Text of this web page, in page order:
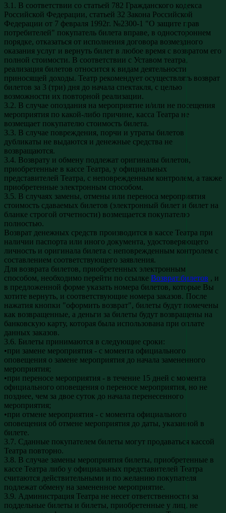
3.1. В соответствии со статьей 782 Гражданского кодекса
Российской Федерации, статьей 32 Закона Российской
Федерации от 7 февраля 1992г. №2300-1 "О защите прав
потребителей" покупатель билета вправе, в одностороннем
порядке, отказаться от исполнения договора возмездного
оказания услуг и вернуть билет в любое время с возвратом его
полной стоимости. В соответствии с Уставом театра,
реализация билетов относится к видам деятельности
приносящей доходы. Театр рекомендует осуществлять возврат
билетов за 3 (три) дня до начала спектакля, с целью
возможности их повторной реализации.
3.2. В случае опоздания на мероприятие и/или не посещения
мероприятия по какой-либо причине, касса Театра не
возмещает покупателю стоимость билета.
3.3. В случае повреждения, порчи и утраты билетов
дубликаты не выдаются и денежные средства не
возвращаются.
3.4. Возврату и обмену подлежат оригиналы билетов,
приобретенные в кассе Театра, у официальных
представителей Театра, с неповрежденным контролем, а также
приобретенные электронным способом.
3.5. В случаях замены, отмены или переноса мероприятия
стоимость сдаваемых билетов (электронный билет и билет на
бланке строгой отчетности) возмещается покупателю
полностью.
Возврат денежных средств производится в кассе Театра при
наличии паспорта или иного документа, удостоверяющего
личность и оригинала билета с неповрежденным контролем с
составлением соответствующего заявления.
Для возврата билетов, приобретенных электронным
способом, необходимо перейти по ссылке Возврат билетов , и
в предложенной форме указать номера билетов, которые Вы
хотите вернуть, и соответствующие номера заказов. После
нажатия кнопки "оформить возврат", билеты будут помечены
как возвращенные, а деньги за билеты будут возвращены на
банковскую карту, которая была использована при оплате
данных заказов.
3.6. Билеты принимаются в следующие сроки:
•при замене мероприятия - с момента официального
оповещения о замене мероприятия до начала замененного
мероприятия;
•при переносе мероприятия - в течение 15 дней с момента
официального оповещения о переносе мероприятия, но не
позднее, чем за двое суток до начала перенесенного
мероприятия;
•при отмене мероприятия - с момента официального
оповещения об отмене мероприятия до даты, указанной в
билете.
3.7. Сданные покупателем билеты могут продаваться кассой
Театра повторно.
3.8. В случае замены мероприятия билеты, приобретенные в
кассе Театра либо у официальных представителей Театра
считаются действительными и по желанию покупателя
подлежат обмену на замененное мероприятие.
3.9. Администрация Театра не несет ответственности за
поддельные билеты и билеты, приобретенные у лиц, не